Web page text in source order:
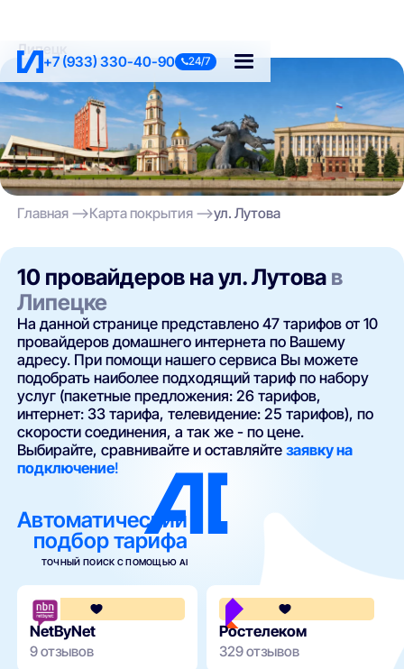
+7 (933) 330-40-90 24/7
Липецк
Главная Карта покрытия ул. Лутова
10 провайдеров на ул. Лутова в
Липецке
На данной странице представлено 47 тарифов от 10
провайдеров домашнего интернета по Вашему
адресу. При помощи нашего сервиса Вы можете
подобрать наиболее подходящий тариф по набору
услуг (пакетные предложения: 26 тарифов,
интернет: 33 тарифа, телевидение: 25 тарифов), по
скорости соединения, а так же - по цене.
Выбирайте, сравнивайте и оставляйтезаявку на
подключение!
Автоматический
подбор тарифа
ТОЧНЫЙ ПОИСК С ПОМОЩЬЮ AI
3.7
NetByNet
9 отзывов
Ростелеком
329 отзывов